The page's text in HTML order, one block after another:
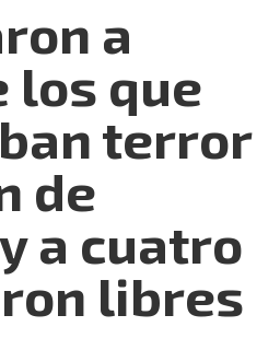
a
los que
terror
de
a cuatro
libres